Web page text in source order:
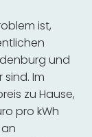
ist,
und
Im
zu Hause,
pro kWh